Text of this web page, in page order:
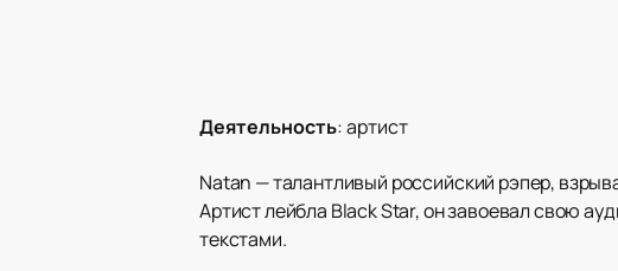
Деятельность:артист
Natan — талантливый российский рэпер,
Артист лейбла Black Star, он завоевал свою
текстами.